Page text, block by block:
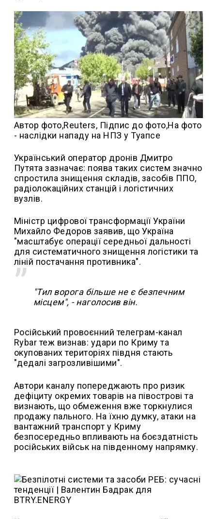
Автор фото,Reuters, Підпис до фото,На фото
- наслідки нападу на НПЗ у Туапсе
Український оператор дронів Дмитро
Путята зазначає: поява таких систем значно
спростила знищення складів, засобів ППО,
радіолокаційних станцій і логістичних
вузлів.
Міністр цифрової трансформації України
Михайло Федоров заявив, що Україна
"масштабує операції середньої дальності
для систематичного знищення логістики та
ліній постачання противника".
"Тил ворога більше не є безпечним
місцем", - наголосив він.
Російський провоєнний телеграм-канал
Rybar теж визнав: удари по Криму та
окупованих територіях півдня стають
"дедалі загрозливішими".
Автори каналу попереджають про ризик
дефіциту окремих товарів на півострові та
визнають, що обмеження вже торкнулися
продажу пального. На їхню думку, атаки на
вантажний транспорт у Криму
безпосередньо впливають на боєздатність
російських військ на південному напрямку.